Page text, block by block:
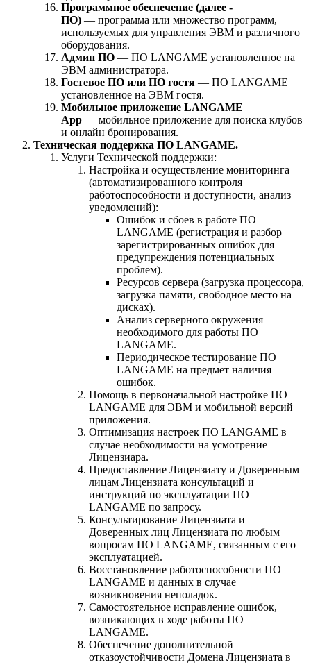
Программное обеспечение (далее -
ПО) — программа или множество программ,
используемых для управления ЭВМ и различного
оборудования.
Админ ПО — ПО LANGAME установленное на
ЭВМ администратора.
Гостевое ПО или ПО гостя — ПО LANGAME
установленное на ЭВМ гостя.
Мобильное приложение LANGAME
App — мобильное приложение для поиска клубов
и онлайн бронирования.
Техническая поддержка ПО LANGAME.
Услуги Технической поддержки:
Настройка и осуществление мониторинга
(автоматизированного контроля
работоспособности и доступности, анализ
уведомлений):
Ошибок и сбоев в работе ПО
LANGAME (регистрация и разбор
зарегистрированных ошибок для
предупреждения потенциальных
проблем).
Ресурсов сервера (загрузка процессора,
загрузка памяти, свободное место на
дисках).
Анализ серверного окружения
необходимого для работы ПО
LANGAME.
Периодическое тестирование ПО
LANGAME на предмет наличия
ошибок.
Помощь в первоначальной настройке ПО
LANGAME для ЭВМ и мобильной версий
приложения.
Оптимизация настроек ПО LANGAME в
случае необходимости на усмотрение
Лицензиара.
Предоставление Лицензиату и Доверенным
лицам Лицензиата консультаций и
инструкций по эксплуатации ПО
LANGAME по запросу.
Консультирование Лицензиата и
Доверенных лиц Лицензиата по любым
вопросам ПО LANGAME, связанным с его
эксплуатацией.
Восстановление работоспособности ПО
LANGAME и данных в случае
возникновения неполадок.
Самостоятельное исправление ошибок,
возникающих в ходе работы ПО
LANGAME.
Обеспечение дополнительной
отказоустойчивости Домена Лицензиата в